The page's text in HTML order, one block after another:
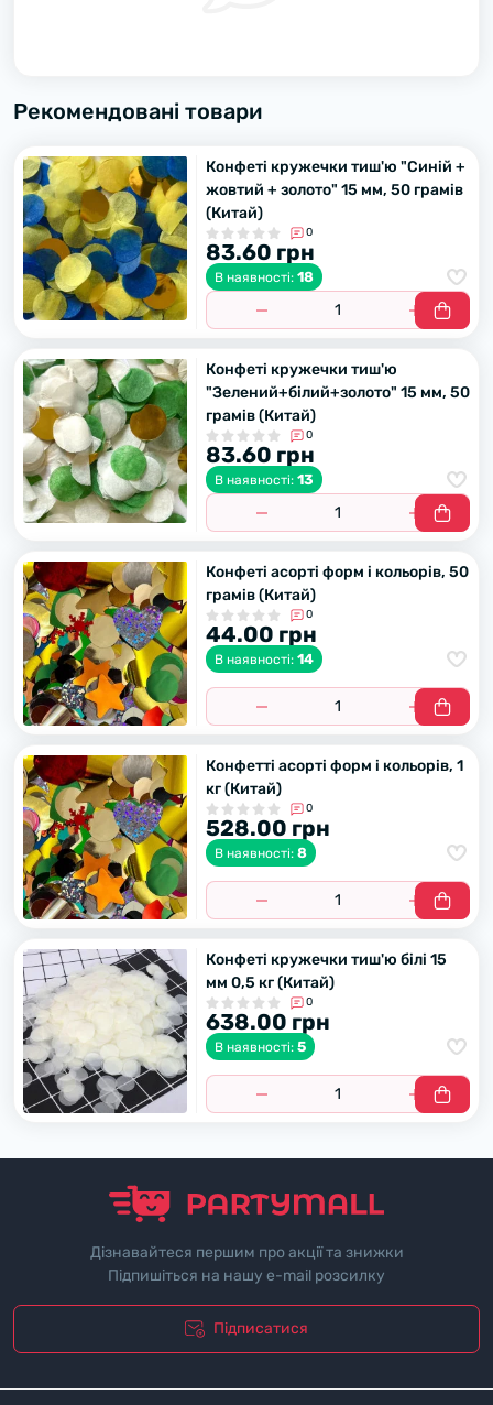
Рекомендовані товари
Конфеті кружечки тиш'ю "Синій +
жовтий + золото" 15 мм, 50 грамів
(Китай)
0
83.60 грн
В наявності: 18
Конфеті кружечки тиш'ю
"Зелений+білий+золото" 15 мм, 50
грамів (Китай)
0
83.60 грн
В наявності: 13
Конфеті асорті форм і кольорів, 50
грамів (Китай)
0
44.00 грн
В наявності: 14
Конфетті асорті форм і кольорів, 1
кг (Китай)
0
528.00 грн
В наявності: 8
Конфеті кружечки тиш'ю білі 15
мм 0,5 кг (Китай)
0
638.00 грн
В наявності: 5
Дізнавайтеся першим про акції та знижки
Підпишіться на нашу e-mail розсилку
Підписатися